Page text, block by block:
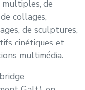
multiples, de
collages,
de sculptures,
cinétiques et
multimédia.